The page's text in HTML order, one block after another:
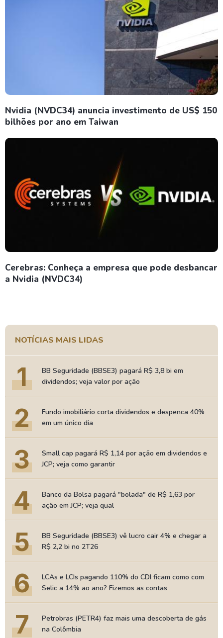
Nvidia (NVDC34) anuncia investimento de US$ 150
bilhões por ano em Taiwan
Cerebras: Conheça a empresa que pode desbancar
a Nvidia (NVDC34)
NOTÍCIAS MAIS LIDAS
1
BB Seguridade (BBSE3) pagará R$ 3,8 bi em
dividendos; veja valor por ação
2
Fundo imobiliário corta dividendos e despenca 40%
em um único dia
3
Small cap pagará R$ 1,14 por ação em dividendos e
JCP; veja como garantir
4
Banco da Bolsa pagará "bolada" de R$ 1,63 por
ação em JCP; veja qual
5
BB Seguridade (BBSE3) vê lucro cair 4% e chegar a
R$ 2,2 bi no 2T26
6
LCAs e LCIs pagando 110% do CDI ficam como com
Selic a 14% ao ano? Fizemos as contas
7
Petrobras (PETR4) faz mais uma descoberta de gás
na Colômbia